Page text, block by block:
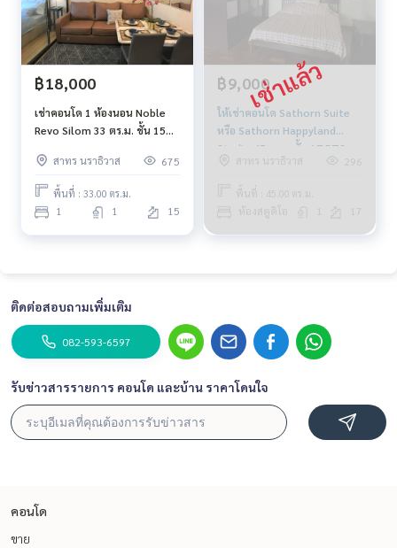
฿18,000
เช่าคอนโด 1 ห้องนอน Noble
Revo Silom 33 ตร.ม. ชั้น 15
สาทร นราธิวาส
675
พื้นที่ : 33.00 ตร.ม.
1 1 15
฿9,000
ให้เช่าคอนโด Sathorn Suite
หรือ Sathorn Happyland
Studio 45ตร.ม .ชั้น 17 BTS
ช่องนนทรี BRT
สาทร นราธิวาส 296
พื้นที่ : 45.00 ตร.ม.
ห้องสตูดิโอ 1 17
ติดต่อสอบถามเพิ่มเติม
082-593-6597
รับข่าวสารรายการ คอนโด และบ้าน ราคาโดนใจ
คอนโด
ขาย